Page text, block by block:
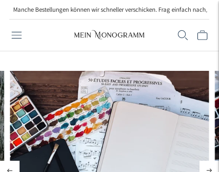
Manche Bestellungen können wir schneller verschicken. Frag einfach nach,